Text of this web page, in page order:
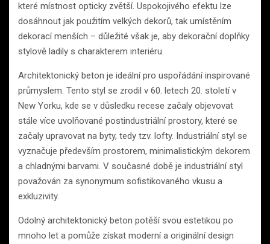
které místnost opticky zvětší. Uspokojivého efektu lze
dosáhnout jak použitím velkých dekorů, tak umístěním
dekorací menších – důležité však je, aby dekorační doplňky
stylově ladily s charakterem interiéru.
Architektonický beton je ideální pro uspořádání inspirované
průmyslem. Tento styl se zrodil v 60. letech 20. století v
New Yorku, kde se v důsledku recese začaly objevovat
stále více uvolňované postindustriální prostory, které se
začaly upravovat na byty, tedy tzv. lofty. Industriální styl se
vyznačuje především prostorem, minimalistickým dekorem
a chladnými barvami. V současné době je industriální styl
považován za synonymum sofistikovaného vkusu a
exkluzivity.
Odolný architektonický beton potěší svou estetikou po
mnoho let a pomůže získat moderní a originální design